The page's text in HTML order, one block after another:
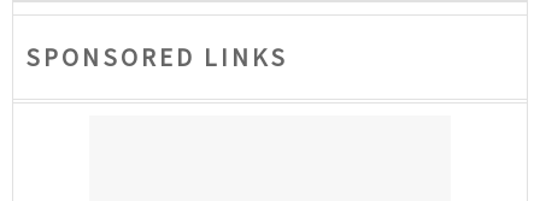
SPONSORED LINKS